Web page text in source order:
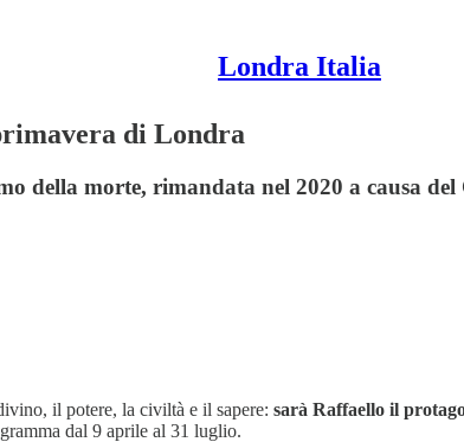
Londra Italia
di Londra
della morte, rimandata nel 2020 a causa del
il potere, la civiltà e il sapere: sarà Raffaello il
dal 9 aprile al 31 luglio.